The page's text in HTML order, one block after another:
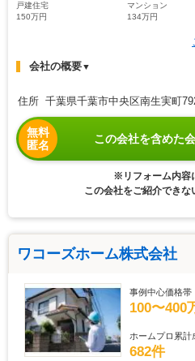
戸建住宅
150万円
マンション
134万円
会社の概要▼
住所 千葉県千葉市中央区南生実町
無料
匿名
この会社を含めた
※リフォーム内容
この会社をご紹介できな
ワコーズホーム株式会社
事例中心価格帯
100〜400
ホームプロ累計
682件